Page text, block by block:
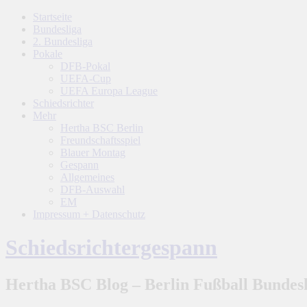
Startseite
Bundesliga
2. Bundesliga
Pokale
DFB-Pokal
UEFA-Cup
UEFA Europa League
Schiedsrichter
Mehr
Hertha BSC Berlin
Freundschaftsspiel
Blauer Montag
Gespann
Allgemeines
DFB-Auswahl
EM
Impressum + Datenschutz
Schiedsrichtergespann
Hertha BSC Blog – Berlin Fußball